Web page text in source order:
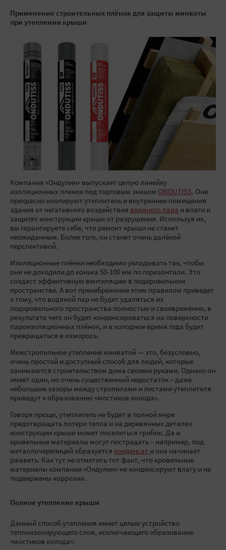
Применение строительных плёнок для защиты минваты
при утеплении крыши
Компания «Ондулин» выпускает целую линейку
изоляционных пленок под торговым знаком ONDUTISS. Они
прекрасно изолируют утеплитель и внутренние помещения
здания от негативного воздействия водяного пара и влаги и
защитят конструкции крыши от разрушения. Используя их,
вы гарантируете себе, что ремонт крыши не станет
неожиданным. Более того, он станет очень далёкой
перспективой.
Изоляционные плёнки необходимо укладывать так, чтобы
они не доходили до конька 50-100 мм по горизонтали. Это
создаст эффективную вентиляцию в подкровельном
пространстве. А вот пренебрежение этим правилом приведет
к тому, что водяной пар не будет удаляться из
подкровельного пространства полностью и своевременно, в
результате чего он будет конденсироваться на поверхности
пароизоляционных плёнок, и в холодное время года будет
превращаться в изморось.
Межстропильное утепление минватой — это, безусловно,
очень простой и доступный способ для людей, которые
занимаются строительством дома своими руками. Однако он
имеет один, но очень существенный недостаток – даже
небольшие зазоры между стропилами и листами утеплителя
приведут к образованию «мостиков холода».
Говоря проще, утеплитель не будет в полной мере
предотвращать потери тепла и на деревянных деталях
конструкции крыши может поселиться грибок. Да и
кровельные материалы могут пострадать – например, под
металлочерепицей образуется конденсат и она начинает
ржаветь. Как тут не отметить тот факт, что кровельные
материалы компании «Ондулин» не конденсируют влагу и не
подвержены коррозии.
Полное утепление крыши
Данный способ утепления имеет целью устройство
теплоизолирующего слоя, исключающего образование
«мостиков холода».